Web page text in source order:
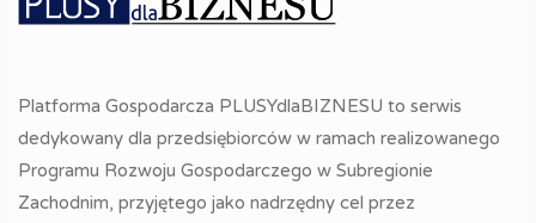
Platforma Gospodarcza PLUSYdlaBIZNESU to serwis
dedykowany dla przedsiębiorców w ramach realizowanego
Programu Rozwoju Gospodarczego w Subregionie
Zachodnim, przyjętego jako nadrzędny cel przez